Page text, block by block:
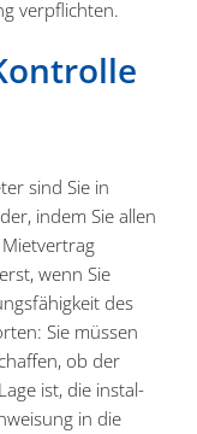
verpflichten.
sind Sie in
indem Sie allen
wenn Sie
des
Sie müssen
ob der
ist, die instal­
in die